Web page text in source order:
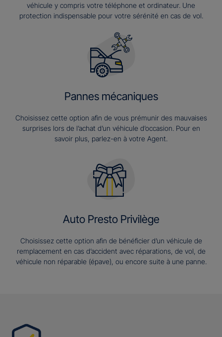
véhicule y compris votre téléphone et ordinateur. Une
protection indispensable pour votre sérénité en cas de vol.
Pannes mécaniques
Choisissez cette option afin de vous prémunir des mauvaises
surprises lors de l’achat d’un véhicule d’occasion. Pour en
savoir plus, parlez-en à votre Agent.
Auto Presto Privilège
Choisissez cette option afin de bénéficier d’un véhicule de
remplacement en cas d’accident avec réparations, de vol, de
véhicule non réparable (épave), ou encore suite à une panne.